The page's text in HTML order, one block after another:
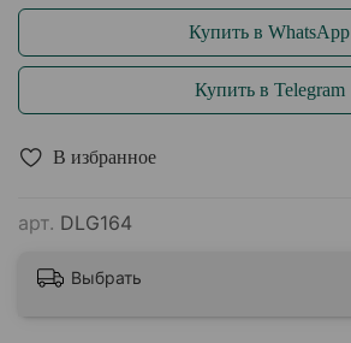
В избранное
арт. DLG164
Купить в WhatsApp
Купить в Telegram
Выбрать